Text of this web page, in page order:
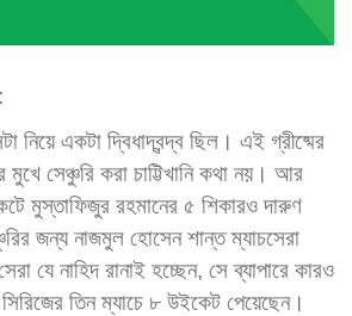
নিয়ে একটা দ্বিধাদ্বন্দ্ব ছিল। এই গ্রীষ্মের
মুখে সেঞ্চুরি করা চাট্টিখানি কথা নয়। আর
মুস্তাফিজুর রহমানের ৫ শিকারও দারুণ
জন্য নাজমুল হোসেন শান্ত ম্যাচসেরা
যে নাহিদ রানাই হচ্ছেন, সে ব্যাপারে কারও
তিন ম্যাচে ৮ উইকেট পেয়েছেন।